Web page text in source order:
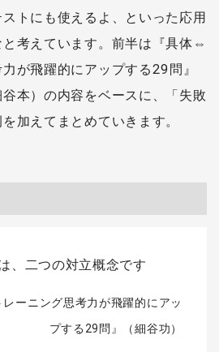
トにも使えるよ、といった応用
考えています。前半は『具体⇔
が飛躍的にアップする29問』
谷本）の内容をベースに、「失敗
加えてまとめていきます。
、二つの対立概念です
ーニング思考力が飛躍的にアッ
プする29問』（細谷功）